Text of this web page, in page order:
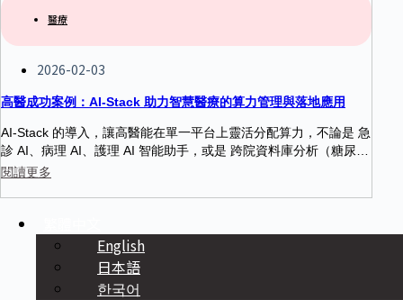
醫療
2026-02-03
高醫成功案例：AI-Stack 助力智慧醫療的算力管理與落地應用
AI-Stack 的導入，讓高醫能在單一平台上靈活分配算力，不論是 急
診 AI、病理 AI、護理 AI 智能助手，或是 跨院資料庫分析（糖尿
病、腎臟病等），都能獲得即時且穩定的算力支援。此外，AI-Stac
度，讓具潛力的年輕醫師能專注在 AI 模型研發，並快速在高醫的 K
MU Genie 平台上落地，提升智慧醫院的臨床韌性。
閱讀更多
English
日本語
한국어